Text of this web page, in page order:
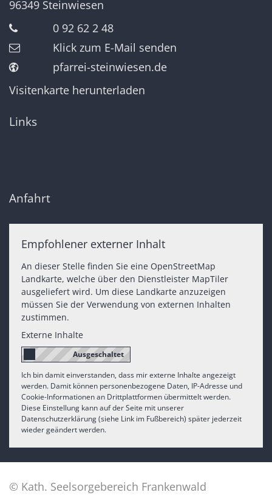
96349 Steinwiesen
0 92 62 2 48
Klick zum E-Mail senden
pfarrei-steinwiesen.de
Visitenkarte herunterladen
Links
Anfahrt
Empfohlener externer Inhalt
An dieser Stelle finden Sie eine OpenStreetMap
Landkarte, welche über den Dienstleister MapTiler
ausgeliefert wird. Um diese Landkarte anzuzeigen
müssen Sie der Verwendung von externen Inhalten
zustimmen.
Externe Inhalte
Ich bin damit einverstanden, dass mir externe Inhalte angezeigt
werden. Damit können personenbezogene Daten, IP-Adresse und
Cookie-Informationen an Drittplattformen übermittelt werden.
Diese Einstellung kann auf der Seite mit unserer
Datenschutzerklärung (siehe Link im Fußbereich) später jederzeit
wieder geändert werden.
© Kath. Seelsorgebereich Frankenwald